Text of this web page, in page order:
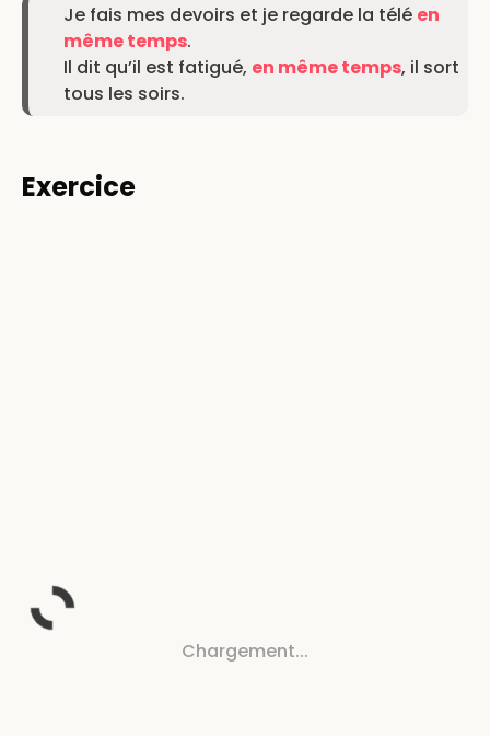
Je fais mes devoirs et je regarde la télé en
même temps.
Il dit qu’il est fatigué, en même temps, il sort
tous les soirs.
Exercice
Chargement...